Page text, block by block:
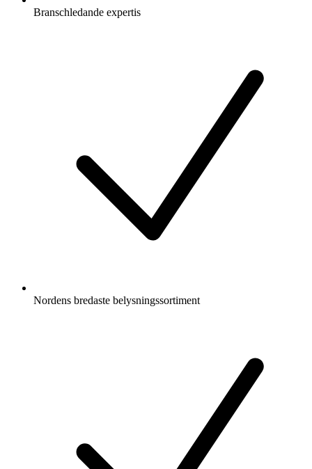
Branschledande expertis
Nordens bredaste belysningssortiment